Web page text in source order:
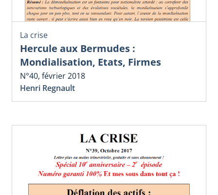
La crise
Hercule aux Bermudes :
Mondialisation, Etats, Firmes
N°40, février 2018
Henri Regnault